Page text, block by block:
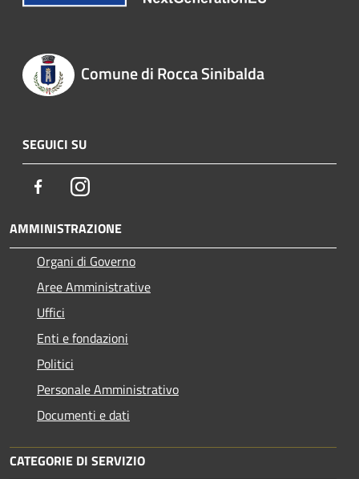
Comune di Rocca Sinibalda
SEGUICI SU
FacebookInstagram
AMMINISTRAZIONE
Organi di Governo
Aree Amministrative
Uffici
Enti e fondazioni
Politici
Personale Amministrativo
Documenti e dati
CATEGORIE DI SERVIZIO